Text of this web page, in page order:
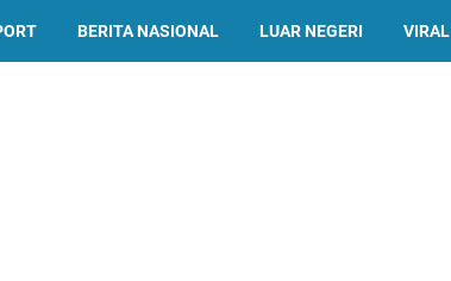
BERITA NASIONAL LUAR NEGERI VIRAL